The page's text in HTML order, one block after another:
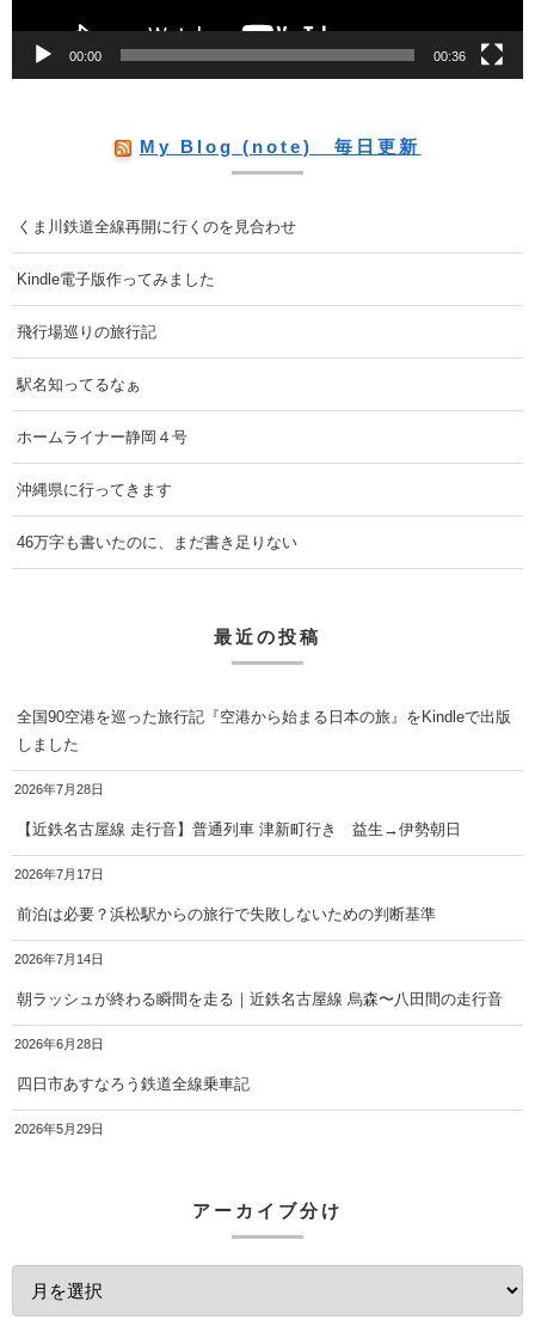
00:00 00:36
My Blog (note) 毎日更新
くま川鉄道全線再開に行くのを見合わせ
Kindle電子版作ってみました
飛行場巡りの旅行記
駅名知ってるなぁ
ホームライナー静岡４号
沖縄県に行ってきます
46万字も書いたのに、まだ書き足りない
最近の投稿
全国90空港を巡った旅行記『空港から始まる日本の旅』をKindleで出版
しました
2026年7月28日
【近鉄名古屋線 走行音】普通列車 津新町行き 益生→伊勢朝日
2026年7月17日
前泊は必要？浜松駅からの旅行で失敗しないための判断基準
2026年7月14日
朝ラッシュが終わる瞬間を走る｜近鉄名古屋線 烏森〜八田間の走行音
2026年6月28日
四日市あすなろう鉄道全線乗車記
2026年5月29日
アーカイブ分け